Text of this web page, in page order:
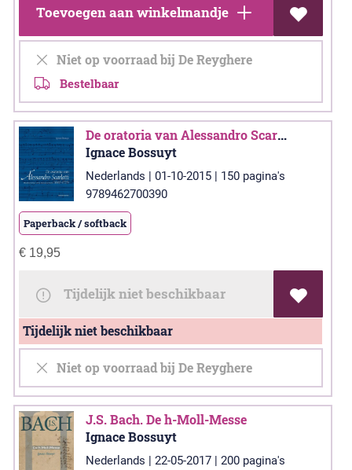
Toevoegen aan winkelmandje
Niet op voorraad bij De Reyghere
Bestelbaar
De oratoria van Alessandro Scarlatti (1660-1725)
Ignace Bossuyt
Nederlands | 01-10-2015 | 150 pagina's
9789462700390
Paperback / softback
€19,95
Tijdelijk niet beschikbaar
Tijdelijk niet beschikbaar
Niet op voorraad bij De Reyghere
J.S. Bach. De h-Moll-Messe
Ignace Bossuyt
Nederlands | 22-05-2017 | 200 pagina's